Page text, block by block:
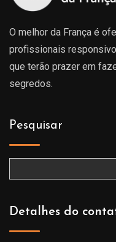
O melhor da França é
profissionais
que terão prazer em
segredos.
Pesquisar
Detalhes do